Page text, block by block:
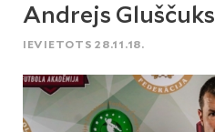
Andrejs Gluščuks
IEVIETOTS 28.11.18.